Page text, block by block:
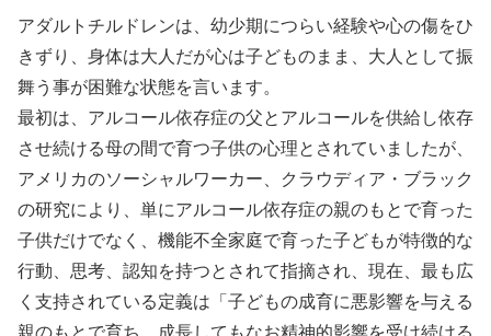
アダルトチルドレンは、幼少期につらい経験や心の傷をひ
きずり、身体は大人だが心は子どものまま、大人として振
舞う事が困難な状態を言います。
最初は、アルコール依存症の父とアルコールを供給し依存
させ続ける母の間で育つ子供の心理とされていましたが、
アメリカのソーシャルワーカー、クラウディア・ブラック
の研究により、単にアルコール依存症の親のもとで育った
子供だけでなく、機能不全家庭で育った子どもが特徴的な
行動、思考、認知を持つとされて指摘され、現在、最も広
く支持されている定義は「子どもの成育に悪影響を与える